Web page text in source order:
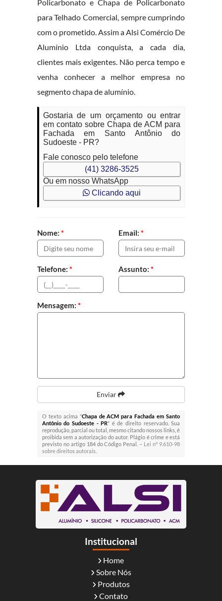
Policarbonato e Chapa de Policarbonato
para Telhado Comercial, sempre cumprindo
com o prometido. Assim a Alsi Comércio De
Alumínio Ltda conquista, a cada dia,
clientes mais exigentes. Não perca tempo e
venha conhecer a melhor empresa no
segmento chapa de alumínio.
Gostaria de um orçamento ou entrar
em contato sobre Chapa de ACM para
Fachada em Santo Antônio do
Sudoeste - PR?
Fale conosco pelo telefone
(41) 3286-3525
Ou em nosso WhatsApp
Clicando aqui
Nome: * Email: *
Telefone: * Assunto: *
Mensagem: *
Enviar
O texto acima "Chapa de ACM para Fachada em Santo
Antônio do Sudoeste - PR" é de direito reservado. Sua
reprodução, parcial ou total, mesmo citando nossos links, é
proibida sem a autorização do autor. Plágio é crime e está
previsto no artigo 184 do Código Penal. – Lei n° 9.610-98
sobre direitos autorais.
Institucional
Home
Sobre Nós
Produtos
Contato